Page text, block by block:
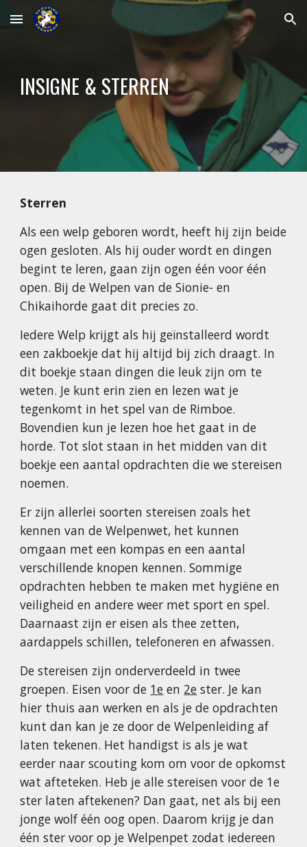
Skip to main content Skip to navigation
INSIGNE & STERREN
Sterren
Als een welp geboren wordt, heeft hij zijn beide
ogen gesloten. Als hij ouder wordt en dingen
begint te leren, gaan zijn ogen één voor één
open. Bij de Welpen van de Sionie- en
Chikaihorde gaat dit precies zo.
Iedere Welp krijgt als hij geïnstalleerd wordt
een zakboekje dat hij altijd bij zich draagt. In
dit boekje staan dingen die leuk zijn om te
weten. Je kunt erin zien en lezen wat je
tegenkomt in het spel van de Rimboe.
Bovendien kun je lezen hoe het gaat in de
horde. Tot slot staan in het midden van dit
boekje een aantal opdrachten die we stereisen
noemen.
Er zijn allerlei soorten stereisen zoals het
kennen van de Welpenwet, het kunnen
omgaan met een kompas en een aantal
verschillende knopen kennen. Sommige
opdrachten hebben te maken met hygiëne en
veiligheid en andere weer met sport en spel.
Daarnaast zijn er eisen als thee zetten,
aardappels schillen, telefoneren en afwassen.
De stereisen zijn onderverdeeld in twee
groepen. Eisen voor de 1e en 2e ster. Je kan
hier thuis aan werken en als je de opdrachten
kunt dan kan je ze door de Welpenleiding af
laten tekenen. Het handigst is als je wat
eerder naar scouting kom om voor de opkomst
wat afteteken. Heb je alle stereisen voor de 1e
ster laten aftekenen? Dan gaat, net als bij een
jonge wolf één oog open. Daarom krijg je dan
één ster voor op je Welpenpet zodat iedereen